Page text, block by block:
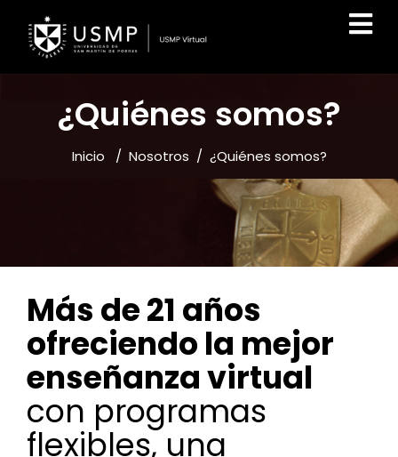
¿Quiénes somos?
Inicio / Nosotros / ¿Quiénes somos?
Más de 21 años
ofreciendo la mejor
enseñanza virtual
con programas
flexibles, una